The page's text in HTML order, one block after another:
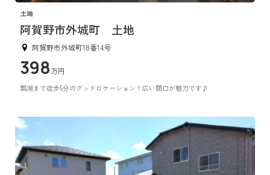
土地
阿賀野市外城町 土地
阿賀野市外城町18番14号
398万円
瓢湖まで徒歩5分のグッドロケーション！広い間口が魅力です♪